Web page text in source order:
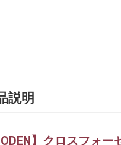
説明
】クロスフォ